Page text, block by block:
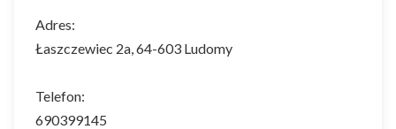
Adres:
Łaszczewiec 2a, 64-603 Ludomy
Telefon:
690399145